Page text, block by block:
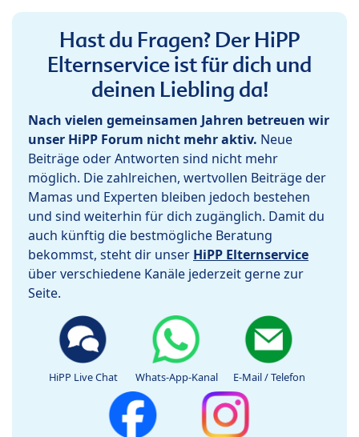
Hast du Fragen? Der HiPP
Elternservice ist für dich und
deinen Liebling da!
Nach vielen gemeinsamen Jahren betreuen wir
unser HiPP Forum nicht mehr aktiv. Neue
Beiträge oder Antworten sind nicht mehr
möglich. Die zahlreichen, wertvollen Beiträge der
Mamas und Experten bleiben jedoch bestehen
und sind weiterhin für dich zugänglich. Damit du
auch künftig die bestmögliche Beratung
bekommst, steht dir unser HiPP Elternservice
über verschiedene Kanäle jederzeit gerne zur
Seite.
HiPP Live Chat Whats-App-Kanal E-Mail / Telefon